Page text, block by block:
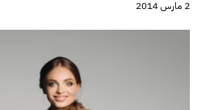
2 مارس 2014